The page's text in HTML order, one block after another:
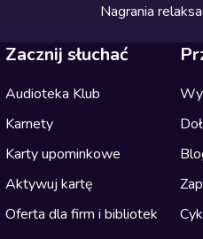
Nagrania
Zacznij słuchać
Audioteka Klub
Karnety
Karty upominkowe
Aktywuj kartę
Oferta dla firm i bibliotek